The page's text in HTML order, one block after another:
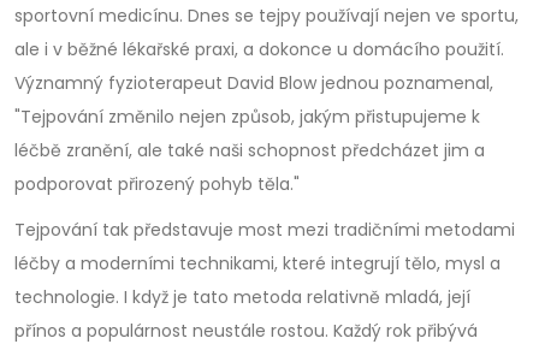
sportovní medicínu. Dnes se tejpy používají nejen ve sportu,
ale i v běžné lékařské praxi, a dokonce u domácího použití.
Významný fyzioterapeut David Blow jednou poznamenal,
"Tejpování změnilo nejen způsob, jakým přistupujeme k
léčbě zranění, ale také naši schopnost předcházet jim a
podporovat přirozený pohyb těla."
Tejpování tak představuje most mezi tradičními metodami
léčby a moderními technikami, které integrují tělo, mysl a
technologie. I když je tato metoda relativně mladá, její
přínos a populárnost neustále rostou. Každý rok přibývá